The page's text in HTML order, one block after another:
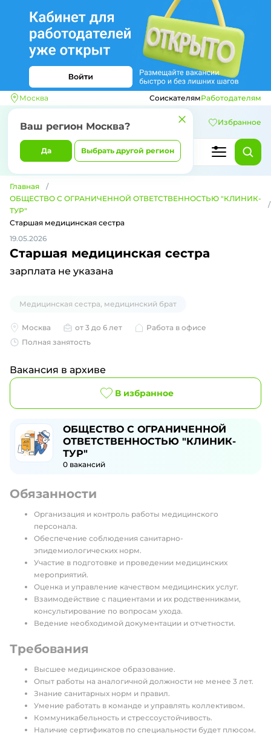
Москва
Ваш регион Москва?
Да Выбрать другой регион
СоискателямРаботодателям
Избранное
Главная
ОБЩЕСТВО С ОГРАНИЧЕННОЙ ОТВЕТСТВЕННОСТЬЮ "КЛИНИК-
ТУР"
Старшая медицинская сестра
19.05.2026
Старшая медицинская сестра
зарплата не указана
Медицинская сестра, медицинский брат
Москва от 3 до 6 лет
Работа в офисе
Полная занятость
Вакансия в архиве
В избранное
ОБЩЕСТВО С ОГРАНИЧЕННОЙ
ОТВЕТСТВЕННОСТЬЮ "КЛИНИК-
ТУР"
0 вакансий
Обязанности
Организация и контроль работы медицинского
персонала.
Обеспечение соблюдения санитарно-
эпидемиологических норм.
Участие в подготовке и проведении медицинских
мероприятий.
Оценка и управление качеством медицинских услуг.
Взаимодействие с пациентами и их родственниками,
консультирование по вопросам ухода.
Ведение необходимой документации и отчетности.
Требования
Высшее медицинское образование.
Опыт работы на аналогичной должности не менее 3 лет.
Знание санитарных норм и правил.
Умение работать в команде и управлять коллективом.
Коммуникабельность и стрессоустойчивость.
Наличие сертификатов по специальности будет плюсом.